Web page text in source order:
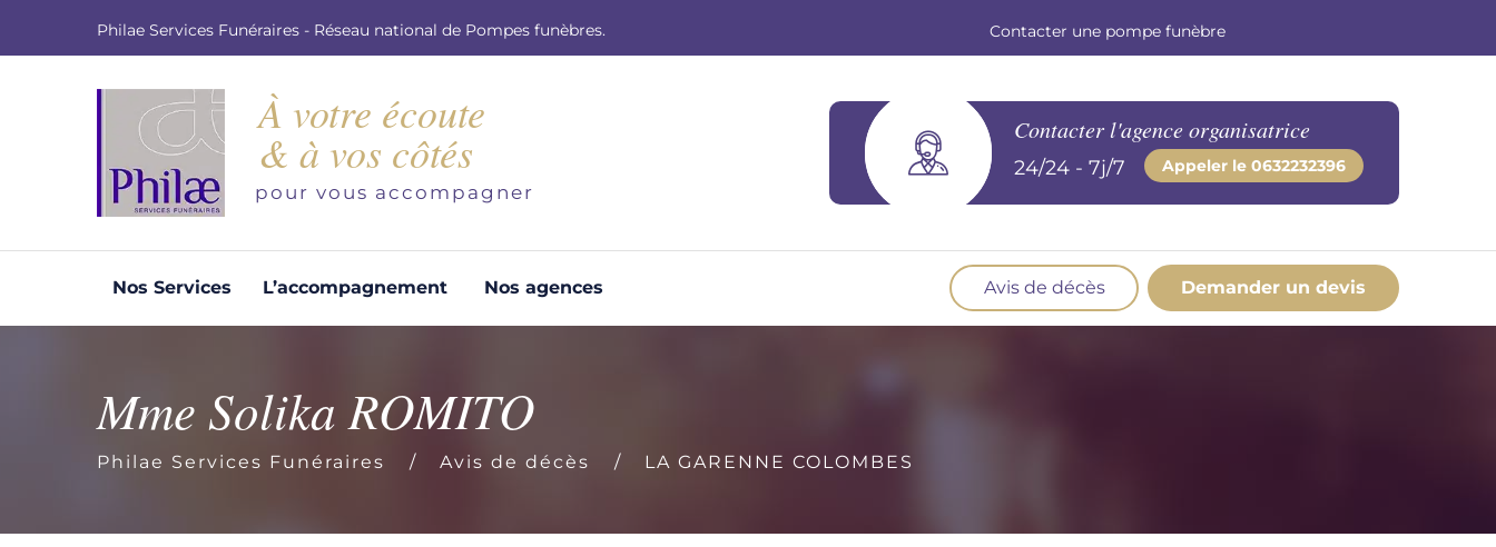
Philae Services Funéraires - Réseau national de Pompes funèbres. Contacter une pompe funèbre
À votre écoute
& à vos côtés
pour vous accompagner
Contacter l'agence organisatrice
24/24 - 7j/7 Appeler le 0632232396
Nos Services L’accompagnement Nos agences Avis de décès Demander un devis
d'obsèques, nos équipe s'engage à vous
répondre dans les meilleurs délais.
Mme Solika ROMITO
Philae Services Funéraires Avis de décès LA GARENNE COLOMBES